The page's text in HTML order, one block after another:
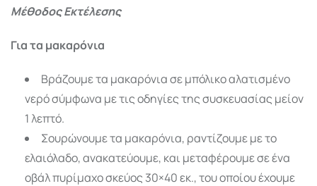
Μέθοδος Εκτέλεσης
Για τα μακαρόνια
Βράζουμε τα μακαρόνια σε μπόλικο αλατισμένο
νερό σύμφωνα με τις οδηγίες της συσκευασίας μείον
1 λεπτό.
Σουρώνουμε τα μακαρόνια, ραντίζουμε με το
ελαιόλαδο, ανακατεύουμε, και μεταφέρουμε σε ένα
οβάλ πυρίμαχο σκεύος 30×40 εκ., του οποίου έχουμε